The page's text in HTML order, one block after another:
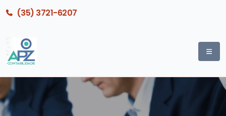
(35) 3721-6207